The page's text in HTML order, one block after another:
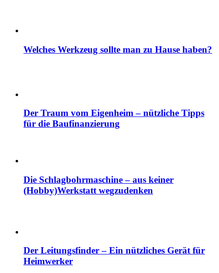
Welches Werkzeug sollte man zu Hause haben?
Der Traum vom Eigenheim – nützliche Tipps
für die Baufinanzierung
Die Schlagbohrmaschine – aus keiner
(Hobby)Werkstatt wegzudenken
Der Leitungsfinder – Ein nützliches Gerät für
Heimwerker